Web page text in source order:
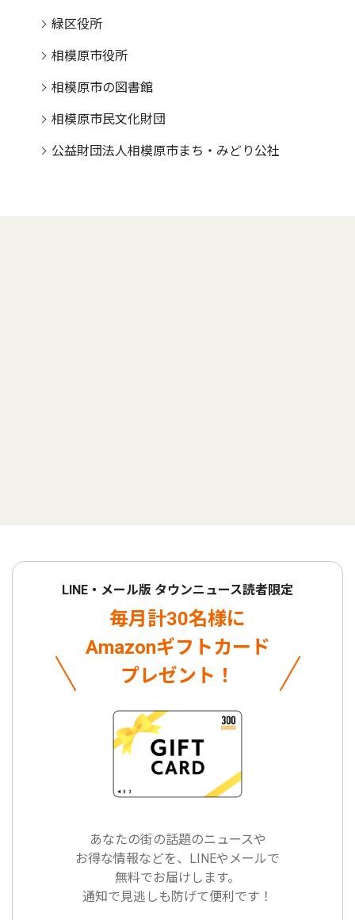
緑区役所
相模原市役所
相模原市の図書館
相模原市民文化財団
公益財団法人相模原市まち・みどり公社
LINE・メール版 タウンニュース読者限定
毎月計30名様に
Amazonギフトカード
プレゼント！
あなたの街の話題のニュースや
お得な情報などを、LINEやメールで
無料でお届けします。
通知で見逃しも防げて便利です！